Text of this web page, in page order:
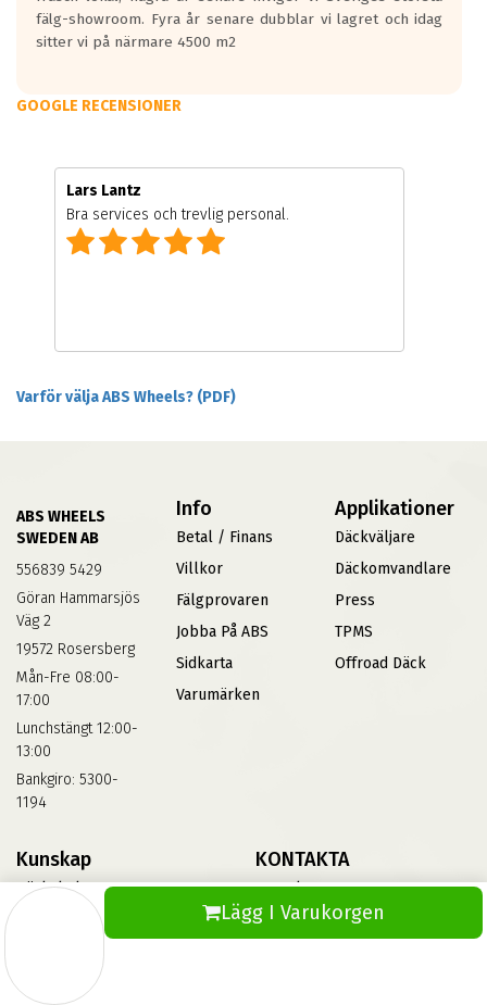
Lägg I Varukorgen
fälg-showroom. Fyra år senare dubblar vi lagret och idag
sitter vi på närmare 4500 m2
GOOGLE RECENSIONER
Lars Lantz
Bra services och trevlig personal.
Varför välja ABS Wheels? (PDF)
ABS WHEELS
SWEDEN AB
556839 5429
Göran Hammarsjös
Väg 2
19572 Rosersberg
Mån-Fre 08:00-
17:00
Lunchstängt 12:00-
13:00
Bankgiro: 5300-
1194
Info
Betal / Finans
Villkor
Fälgprovaren
Jobba På ABS
Sidkarta
Varumärken
Applikationer
Däckväljare
Däckomvandlare
Press
TPMS
Offroad Däck
Kunskap
Däckskola
Informationsbank Av Däck
KONTAKTA
Kontakta Oss
Vinterdäck